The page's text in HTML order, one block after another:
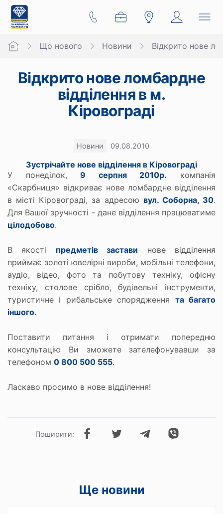
Що нового Новини Відкрито нове
Відкрито нове ломбардне
відділення в м.
Кіровограді
Новини 09.08.2010
Зустрічайте нове відділення в Кіровограді
У понеділок,9 серпня 2010р. компанія
«Скарбниця» відкриває нове ломбардне відділення
в місті Кіровограді, за адресою вул. Соборна, 30.
Для Вашої зручності - дане відділення працюватиме
цілодобово.
В якості предметів застави нове відділення
приймає золоті ювелірні вироби, мобільні телефони,
аудіо, відео, фото та побутову техніку, офісну
техніку, столове срібло, будівельні інструменти,
туристичне і рибальське спорядження та багато
іншого.
Поставити питання і отримати попередню
консультацію Ви зможете зателефонувавши за
телефоном 0 800 500 555.
Ласкаво просимо в нове відділення!
Поширити:
Ще новини